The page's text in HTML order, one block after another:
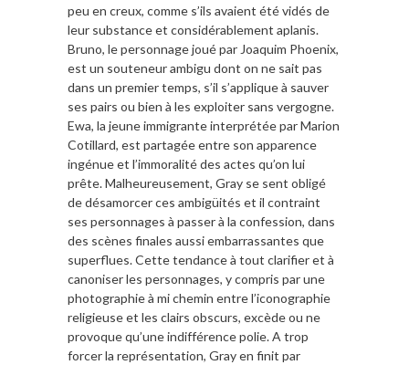
peu en creux, comme s’ils avaient été vidés de
leur substance et considérablement aplanis.
Bruno, le personnage joué par Joaquim Phoenix,
est un souteneur ambigu dont on ne sait pas
dans un premier temps, s’il s’applique à sauver
ses pairs ou bien à les exploiter sans vergogne.
Ewa, la jeune immigrante interprétée par Marion
Cotillard, est partagée entre son apparence
ingénue et l’immoralité des actes qu’on lui
prête. Malheureusement, Gray se sent obligé
de désamorcer ces ambigüités et il contraint
ses personnages à passer à la confession, dans
des scènes finales aussi embarrassantes que
superflues. Cette tendance à tout clarifier et à
canoniser les personnages, y compris par une
photographie à mi chemin entre l’iconographie
religieuse et les clairs obscurs, excède ou ne
provoque qu’une indifférence polie. A trop
forcer la représentation, Gray en finit par